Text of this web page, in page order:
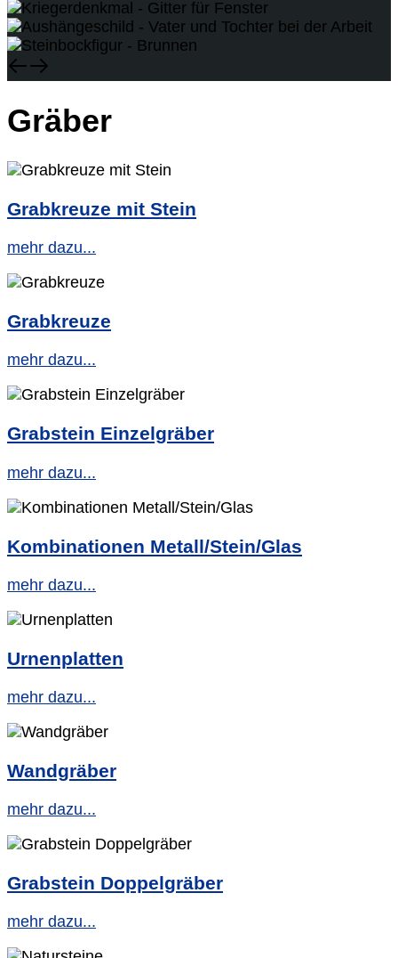
Gräber
Grabkreuze mit Stein
mehr dazu...
Grabkreuze
mehr dazu...
Grabstein Einzelgräber
mehr dazu...
Kombinationen Metall/Stein/Glas
mehr dazu...
Urnenplatten
mehr dazu...
Wandgräber
mehr dazu...
Grabstein Doppelgräber
mehr dazu...